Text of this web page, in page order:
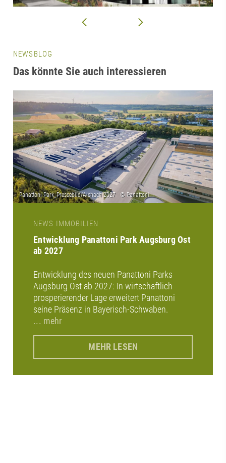
NEWSBLOG
Das könnte Sie auch interessieren
NEWS IMMOBILIEN
Entwicklung Panattoni Park Augsburg Ost
ab 2027
Entwicklung des neuen Panattoni Parks
Augsburg Ost ab 2027: In wirtschaftlich
prosperierender Lage erweitert Panattoni
seine Präsenz in Bayerisch-Schwaben.
... mehr
MEHR LESEN